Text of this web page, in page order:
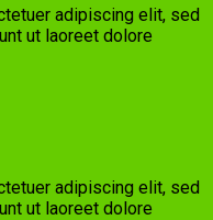
adipiscing elit, sed
ut laoreet dolore
adipiscing elit, sed
ut laoreet dolore